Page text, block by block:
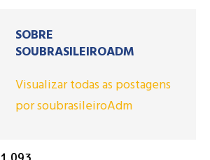
SOBRE
SOUBRASILEIROADM
Visualizar todas as postagens
por soubrasileiroAdm